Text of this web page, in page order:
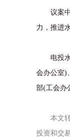
议案中
力，推进
电投水
会办公室)
部(工会办
本文转
投资和交